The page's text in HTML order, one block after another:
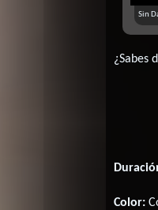
Sin
¿Sabes
Color: